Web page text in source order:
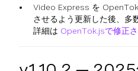
Video Express を
させるよう更新した後、多
詳細は OpenTok.jsで修正